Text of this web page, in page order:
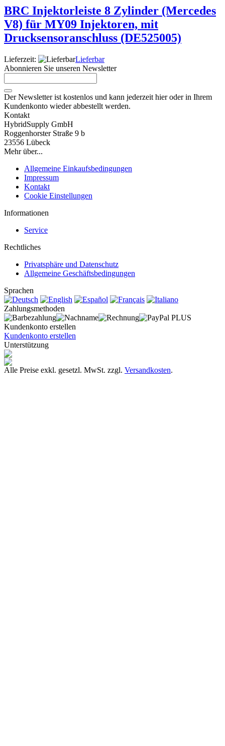
BRC Injektorleiste 8 Zylinder (Mercedes
V8) für MY09 Injektoren, mit
Drucksensoranschluss (DE525005)
Lieferzeit:
Lieferbar
Abonnieren Sie unseren Newsletter
Der Newsletter ist kostenlos und kann jederzeit hier oder in Ihrem
Kundenkonto wieder abbestellt werden.
Kontakt
HybridSupply GmbH
Roggenhorster Straße 9 b
23556 Lübeck
Mehr über...
Allgemeine Einkaufsbedingungen
Impressum
Kontakt
Cookie Einstellungen
Informationen
Service
Rechtliches
Privatsphäre und Datenschutz
Allgemeine Geschäftsbedingungen
Sprachen
Zahlungsmethoden
Kundenkonto erstellen
Kundenkonto erstellen
Unterstützung
Alle Preise exkl. gesetzl. MwSt. zzgl. Versandkosten.